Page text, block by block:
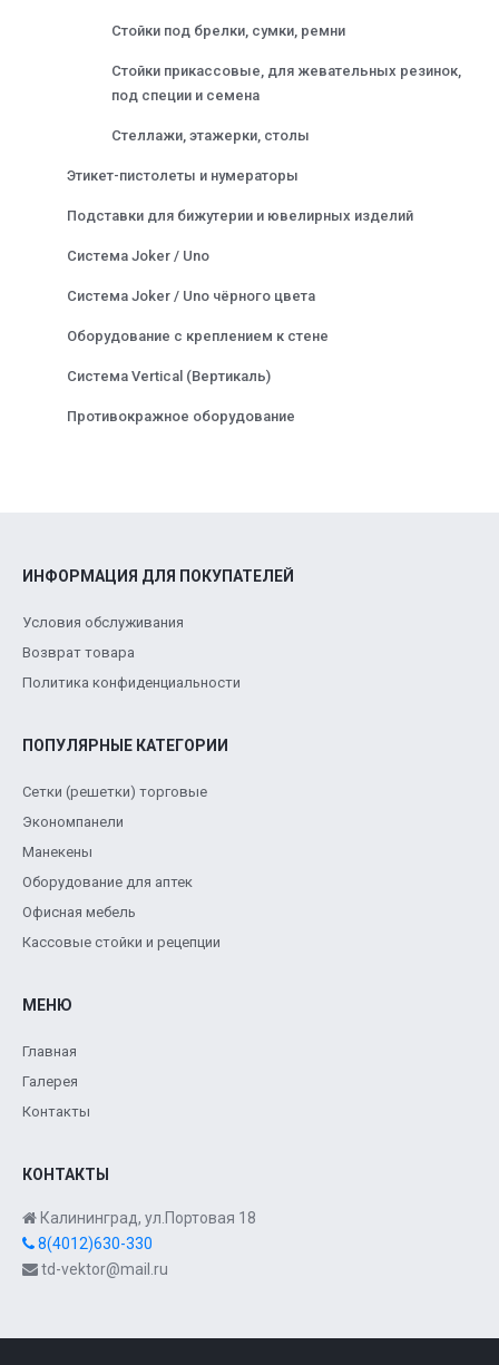
Стойки под брелки, сумки, ремни
Стойки прикассовые, для жевательных резинок,
под специи и семена
Стеллажи, этажерки, столы
Этикет-пистолеты и нумераторы
Подставки для бижутерии и ювелирных изделий
Система Joker / Uno
Система Joker / Uno чёрного цвета
Оборудование с креплением к стене
Система Vertical (Вертикаль)
Противокражное оборудование
ИНФОРМАЦИЯ ДЛЯ ПОКУПАТЕЛЕЙ
Условия обслуживания
Возврат товара
Политика конфиденциальности
ПОПУЛЯРНЫЕ КАТЕГОРИИ
Сетки (решетки) торговые
Экономпанели
Манекены
Оборудование для аптек
Офисная мебель
Кассовые стойки и рецепции
МЕНЮ
Главная
Галерея
Контакты
КОНТАКТЫ
Калининград, ул.Портовая 18
8(4012)630-330
td-vektor@mail.ru